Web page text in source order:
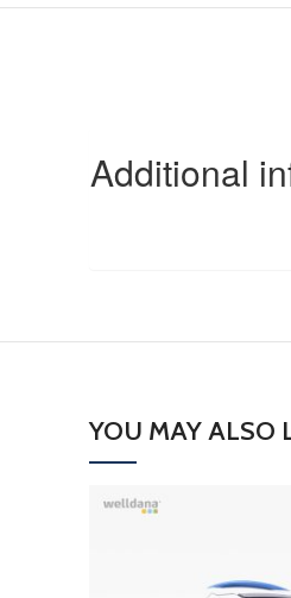
Additional
YOU MAY ALSO